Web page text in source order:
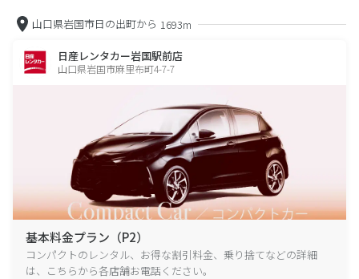
山口県岩国市日の出町から 1693m
日産レンタカー岩国駅前店
山口県岩国市麻里布町4-7-7
基本料金プラン（P2）
コンパクトのレンタル、お得な割引料金、乗り捨てなどの詳細
は、こちらから各店舗お電話ください。